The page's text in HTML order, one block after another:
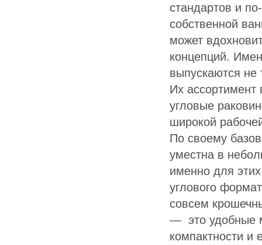
стандартов и
собственной
может
концепций.
выпускаются
Их
угловые
широкой
По своему
уместна в
именно для
углового
совсем
— это удобные
компактности